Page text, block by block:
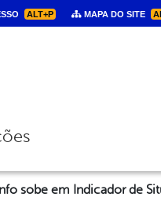
ALT+P MAPA DO SITE